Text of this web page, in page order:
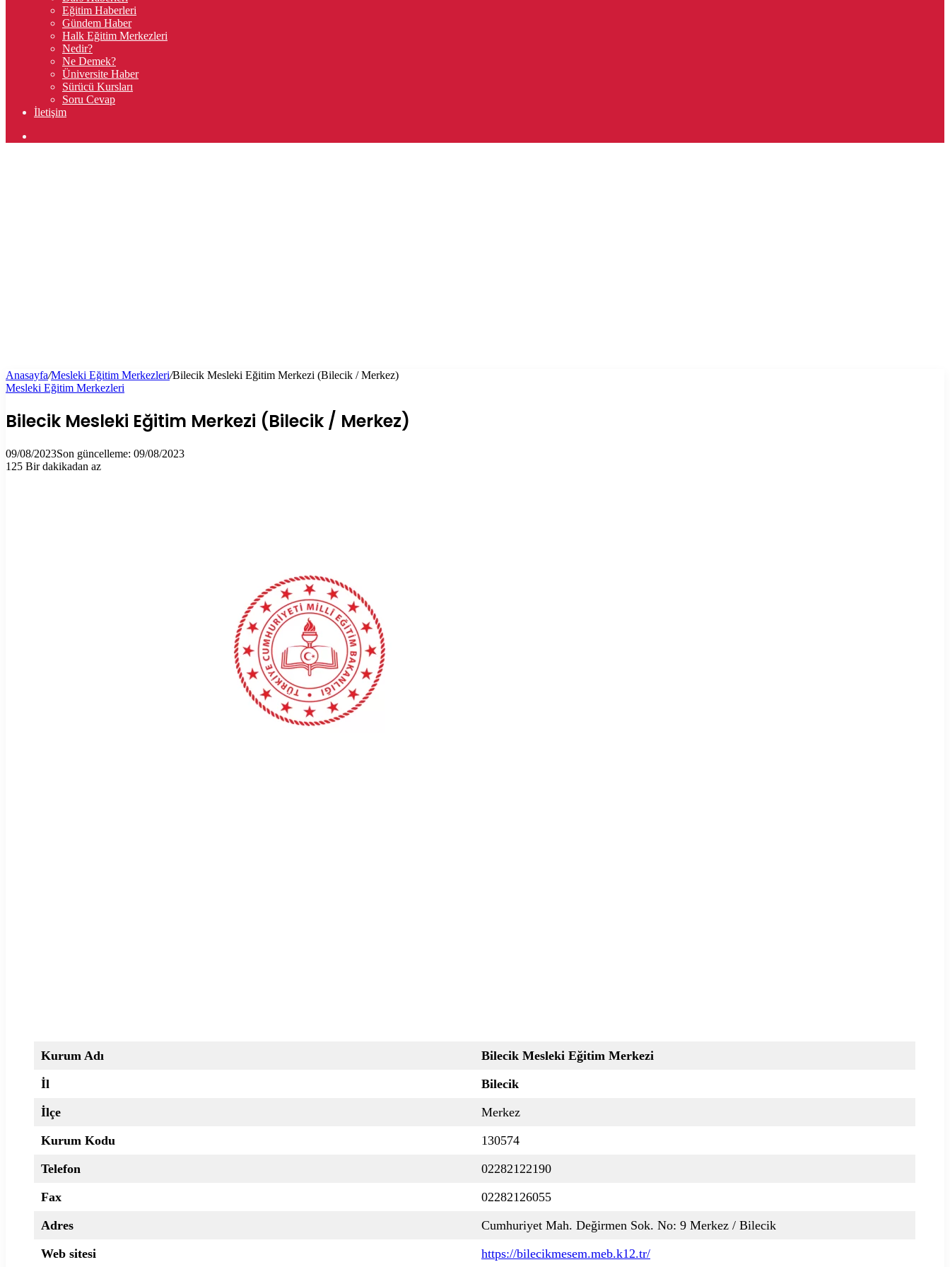
Eğitim Haberleri
Gündem Haber
Halk Eğitim Merkezleri
Nedir?
Ne Demek?
Üniversite Haber
Sürücü Kursları
Soru Cevap
İletişim
Anasayfa/Mesleki Eğitim Merkezleri/Bilecik Mesleki Eğitim Merkezi (Bilecik / Merkez)
Mesleki Eğitim Merkezleri
Bilecik Mesleki Eğitim Merkezi (Bilecik / Merkez)
09/08/2023Son güncelleme: 09/08/2023
125 Bir dakikadan az
Kurum Adı
Bilecik Mesleki Eğitim Merkezi
İl
Bilecik
İlçe
Merkez
Kurum Kodu
130574
Telefon
02282122190
Fax
02282126055
Adres
Cumhuriyet Mah. Değirmen Sok. No: 9 Merkez / Bilecik
Web sitesi
https://bilecikmesem.meb.k12.tr/